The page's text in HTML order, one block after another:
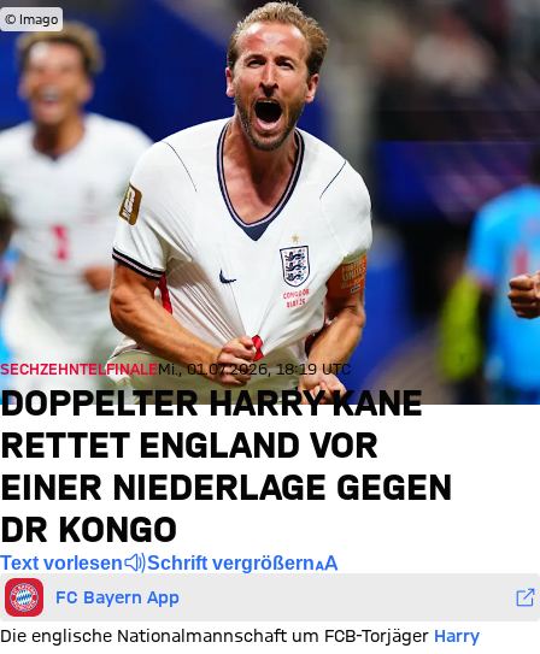
© Imago
SECHZEHNTELFINALEMi., 01.07.2026, 18:19 UTC
DOPPELTER HARRY KANE
RETTET ENGLAND VOR
EINER NIEDERLAGE GEGEN
DR KONGO
Text vorlesen Schrift vergrößern
FC Bayern App
Die englische Nationalmannschaft um FCB-Torjäger Harry